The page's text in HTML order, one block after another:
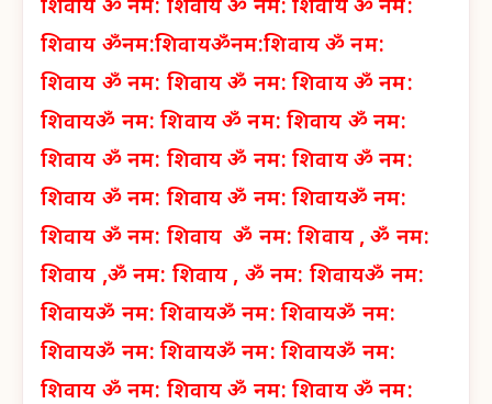
शिवाय ॐ नम: शिवाय ॐ नम: शिवायॐ नम:
शिवाय ॐनम:शिवायॐनम:शिवायॐ नम:
शिवाय ॐ नम: शिवाय ॐ नम: शिवायॐ नम:
शिवायॐ नम: शिवायॐ नम: शिवाय ॐ नम:
शिवाय ॐ नम: शिवाय ॐ नम: शिवायॐ नम:
शिवाय ॐ नम: शिवाय ॐ नम: शिवायॐ नम:
शिवाय ॐ नम: शिवाय ॐ नम: शिवाय , ॐ नम:
शिवाय ,ॐ नम: शिवाय , ॐ नम: शिवायॐ नम:
शिवायॐ नम: शिवायॐ नम: शिवायॐ नम:
शिवायॐ नम: शिवायॐ नम: शिवायॐ नम:
शिवाय ॐ नम: शिवाय ॐ नम: शिवायॐ नम: